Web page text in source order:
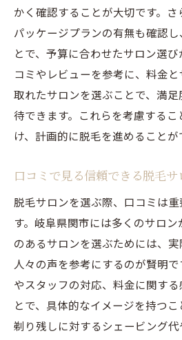
岐阜県関市でのおすす
岐阜県関市の脱毛で失敗し
び
失敗しないサロン選び
実績豊富なサロンを見
カウンセリング時に必
岐阜県関市でのサロン
サロン体験者の口コミ
追加料金不要岐阜県関市で
追加料金を防ぐための
脱毛成功のためのサロ
料金プランを理解して
脱毛成功体験をシェア
人々
かく確認することが大切です。
パッケージプランの有無も確認
とで、予算に合わせたサロン選
コミやレビューを参考に、料金
取れたサロンを選ぶことで、満
待できます。これらを考慮する
け、計画的に脱毛を進めることが
口コミで見る信頼できる脱毛サ
脱毛サロンを選ぶ際、口コミは
す。岐阜県関市には多くのサロ
のあるサロンを選ぶためには、
人々の声を参考にするのが賢明
やスタッフの対応、料金に関す
とで、具体的なイメージを持つこ
剃り残しに対するシェービング